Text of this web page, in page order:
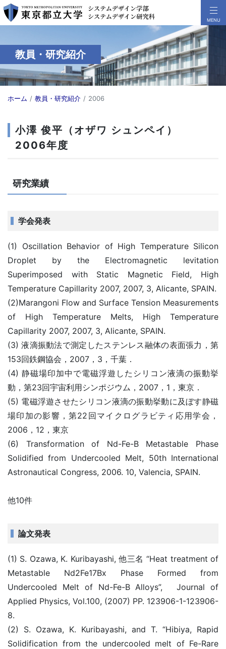
教員・研究紹介
ホーム 教員・研究紹介 2006
小澤 俊平（オザワ シュンペイ）
2006年度
研究業績
学会発表
(1) Oscillation Behavior of High Temperature Silicon
Droplet by the Electromagnetic levitation
Superimposed with Static Magnetic Field, High
Temperature Capillarity 2007, 2007, 3, Alicante, SPAIN.
(2)Marangoni Flow and Surface Tension Measurements
of High Temperature Melts, High Temperature
Capillarity 2007, 2007, 3, Alicante, SPAIN.
(3) 液滴振動法で測定したステンレス融体の表面張力，第
153回鉄鋼協会，2007，3，千葉．
(4) 静磁場印加中で電磁浮遊したシリコン液滴の振動挙
動，第23回宇宙利用シンポジウム，2007，1，東京．
(5) 電磁浮遊させたシリコン液滴の振動挙動に及ぼす静磁
場印加の影響，第22回マイクログラビティ応用学会，
2006，12，東京
(6) Transformation of Nd-Fe-B Metastable Phase
Solidified from Undercooled Melt, 50th International
Astronautical Congress, 2006. 10, Valencia, SPAIN.
他10件
論文発表
(1) S. Ozawa, K. Kuribayashi, 他三名 “Heat treatment of
Metastable Nd2Fe17Bx Phase Formed from
Undercooled Melt of Nd-Fe-B Alloys”, Journal of
Applied Physics, Vol.100, (2007) PP. 123906-1-123906-
8.
(2) S. Ozawa, K. Kuribayashi, and T. “Hibiya, Rapid
Solidification from the undercooled melt of Fe-Rare